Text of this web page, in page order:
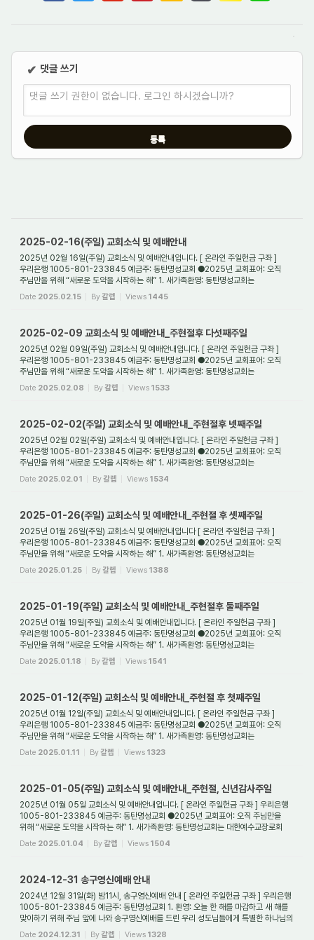
✔ 댓글 쓰기
댓글 쓰기 권한이 없습니다. 로그인 하시겠습니까?
2025-02-16(주일) 교회소식 및 예배안내
2025년 02월 16일(주일) 교회소식 및 예배안내입니다. [ 온라인 주일헌금 구좌 ]
우리은행 1005-801-233845 예금주: 동탄명성교회 ●2025년 교회표어: 오직
주님만을 위해 “새로운 도약을 시작하는 해” 1. 새가족환영: 동탄명성교회는
대한예수교장로회(통합) ...
Date 2025.02.15 By갈렙 Views 1445
2025-02-09 교회소식 및 예배안내_주현절후 다섯째주일
2025년 02월 09일(주일) 교회소식 및 예배안내입니다. [ 온라인 주일헌금 구좌 ]
우리은행 1005-801-233845 예금주: 동탄명성교회 ●2025년 교회표어: 오직
주님만을 위해 “새로운 도약을 시작하는 해” 1. 새가족환영: 동탄명성교회는
대한예수교장로회(통합) ...
Date 2025.02.08 By갈렙 Views 1533
2025-02-02(주일) 교회소식 및 예배안내_주현절후 넷째주일
2025년 02월 02일(주일) 교회소식 및 예배안내입니다. [ 온라인 주일헌금 구좌 ]
우리은행 1005-801-233845 예금주: 동탄명성교회 ●2025년 교회표어: 오직
주님만을 위해 “새로운 도약을 시작하는 해” 1. 새가족환영: 동탄명성교회는
대한예수교장로회(통합) ...
Date 2025.02.01 By갈렙 Views 1534
2025-01-26(주일) 교회소식 및 예배안내_주현절 후 셋째주일
2025년 01월 26일(주일) 교회소식 및 예배안내입니다 [ 온라인 주일헌금 구좌 ]
우리은행 1005-801-233845 예금주: 동탄명성교회 ●2025년 교회표어: 오직
주님만을 위해 “새로운 도약을 시작하는 해” 1. 새가족환영: 동탄명성교회는
대한예수교장로회(통합) 경...
Date 2025.01.25 By갈렙 Views 1388
2025-01-19(주일) 교회소식 및 예배안내_주현절후 둘째주일
2025년 01월 19일(주일) 교회소식 및 예배안내입니다. [ 온라인 주일헌금 구좌 ]
우리은행 1005-801-233845 예금주: 동탄명성교회 ●2025년 교회표어: 오직
주님만을 위해 “새로운 도약을 시작하는 해” 1. 새가족환영: 동탄명성교회는
대한예수교장로회(통합) ...
Date 2025.01.18 By갈렙 Views 1541
2025-01-12(주일) 교회소식 및 예배안내_주현절 후 첫째주일
2025년 01월 12일(주일) 교회소식 및 예배안내입니다. [ 온라인 주일헌금 구좌 ]
우리은행 1005-801-233845 예금주: 동탄명성교회 ●2025년 교회표어: 오직
주님만을 위해 “새로운 도약을 시작하는 해” 1. 새가족환영: 동탄명성교회는
대한예수교장로회(통합) ...
Date 2025.01.11 By갈렙 Views 1323
2025-01-05(주일) 교회소식 및 예배안내_주현절, 신년감사주일
2025년 01월 05일 교회소식 및 예배안내입니다. [ 온라인 주일헌금 구좌 ] 우리은행
1005-801-233845 예금주: 동탄명성교회 ●2025년 교회표어: 오직 주님만을
위해 “새로운 도약을 시작하는 해” 1. 새가족환영: 동탄명성교회는 대한예수교장로회
(통합) 경기노...
Date 2025.01.04 By갈렙 Views 1504
2024-12-31 송구영신예배 안내
2024년 12월 31일(화) 밤11시, 송구영신예배 안내 [ 온라인 주일헌금 구좌 ] 우리은행
1005-801-233845 예금주: 동탄명성교회 1. 환영: 오늘 한 해를 마감하고 새 해를
맞이하기 위해 주님 앞에 나와 송구영신예배를 드린 우리 성도님들에게 특별한 하나님의
...
Date 2024.12.31 By갈렙 Views 1328